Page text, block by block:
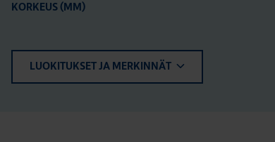
KORKEUS (MM)
LUOKITUKSET JA MERKINNÄT